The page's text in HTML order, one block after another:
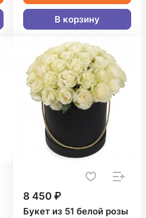
В корзину
8 450 ₽
Букет из 51 белой розы